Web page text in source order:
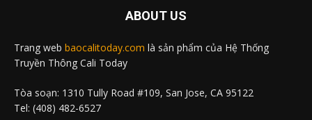
ABOUT US
Trang web baocalitoday.com là sản phẩm của Hệ Thống
Truyền Thông Cali Today
Tòa soạn: 1310 Tully Road #109, San Jose, CA 95122
Tel: (408) 482-6527